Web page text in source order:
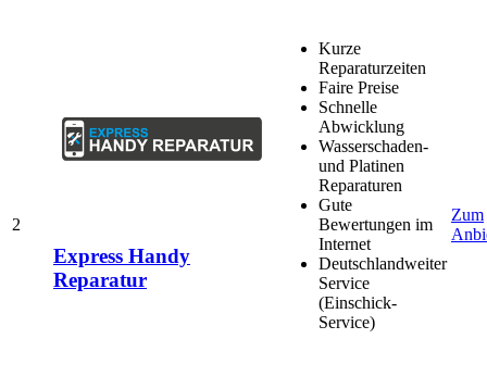
2
Express Handy
Reparatur
Kurze
Reparaturzeiten
Faire Preise
Schnelle
Abwicklung
Wasserschaden-
und Platinen
Reparaturen
Gute
Bewertungen im
Internet
Deutschlandweiter
Service
(Einschick-
Service)
Zum